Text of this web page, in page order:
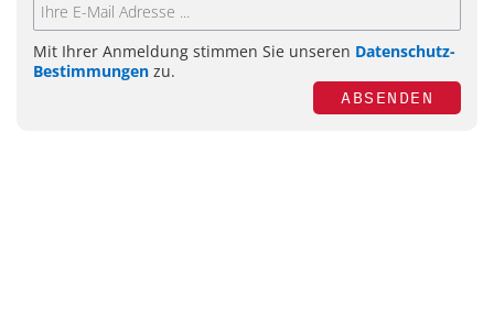
Mit Ihrer Anmeldung stimmen Sie unseren Datenschutz-
Bestimmungen zu.
ABSENDEN